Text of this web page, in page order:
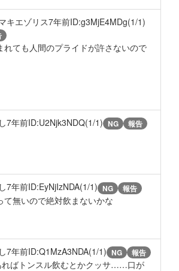
キエゾリス7年前ID:g3MjE4MDg(1/1)
れても人間のプライドが許さないので
7年前ID:U2Njk3NDQ(1/1) NG 報告
7年前ID:EyNjIzNDA(1/1) NG 報告
て無いので絶対飲まないかな
7年前ID:Q1MzA3NDA(1/1) NG 報告
ればトンスル飲むとかクッサ……口が